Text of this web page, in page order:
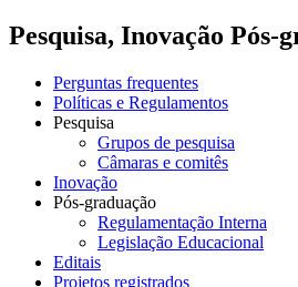
Pesquisa, Inovação Pós-
Perguntas frequentes
Políticas e Regulamentos
Pesquisa
Grupos de pesquisa
Câmaras e comitês
Inovação
Pós-graduação
Regulamentação Interna
Legislação Educacional
Editais
Projetos registrados